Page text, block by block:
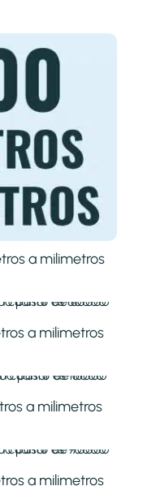
a milimetros
a milimetros
a milimetros
a milimetros